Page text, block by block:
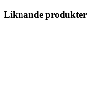
Liknande produkter